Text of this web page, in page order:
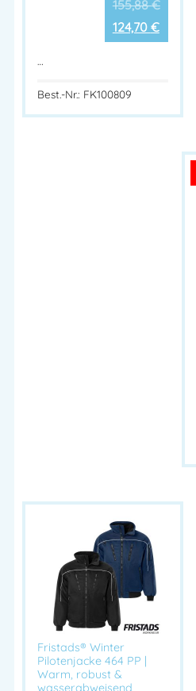
155,88€
124,70 €
…
Best.-Nr.: FK100809
Fristads® Winter
Pilotenjacke 464 PP |
Warm, robust &
wasserabweisend